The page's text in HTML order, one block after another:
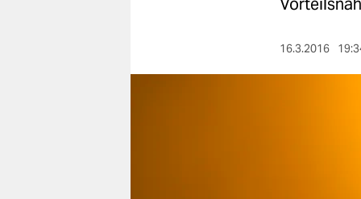
nord
16.3.2016